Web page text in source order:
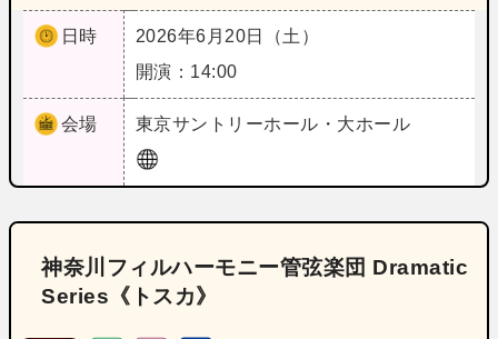
日時
2026年6月20日（土）
開演：14:00
会場 東京サントリーホール・大ホール
神奈川フィルハーモニー管弦楽団 Dramatic
Series《トスカ》